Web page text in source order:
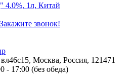
4.0%, 1л, Китай
Закажите звонок!
Москва, Россия, 121471
- 17:00 (без обеда)